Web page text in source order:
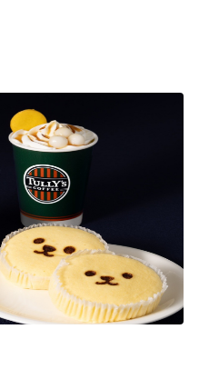
タルギフト2,000円分を
ルギフトがもらえるキャ